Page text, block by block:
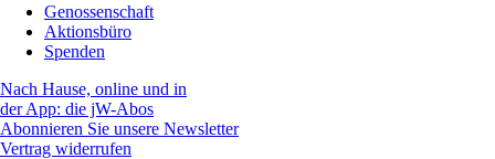
Genossenschaft
Aktionsbüro
Spenden
Nach Hause, online und in
der App: die jW-Abos
Abonnieren Sie unsere Newsletter
Vertrag widerrufen